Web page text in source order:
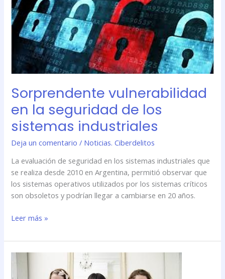
Sorprendente vulnerabilidad
en la seguridad de los
sistemas industriales
Deja un comentario / Noticias. Ciberdelitos
La evaluación de seguridad en los sistemas industriales que
se realiza desde 2010 en Argentina, permitió observar que
los sistemas operativos utilizados por los sistemas críticos
son obsoletos y podrían llegar a cambiarse en 20 años.
la
seguridad
de
los
sistemas
industriales
Leer más »
Estudio